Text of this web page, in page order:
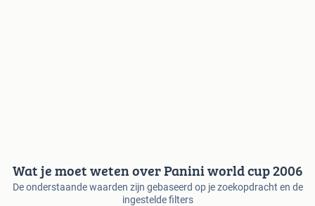
Wat je moet weten over Panini world cup 2006
De onderstaande waarden zijn gebaseerd op je zoekopdracht en de
ingestelde filters